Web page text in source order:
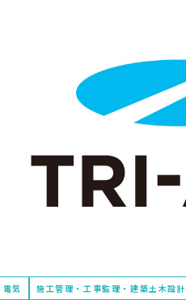
電気 施工管理・工事監理・建築土木設計